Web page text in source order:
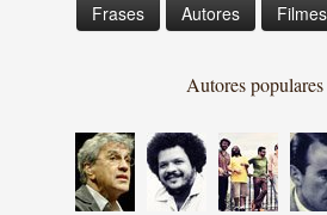
Frases Autores Filmes
Autores populares